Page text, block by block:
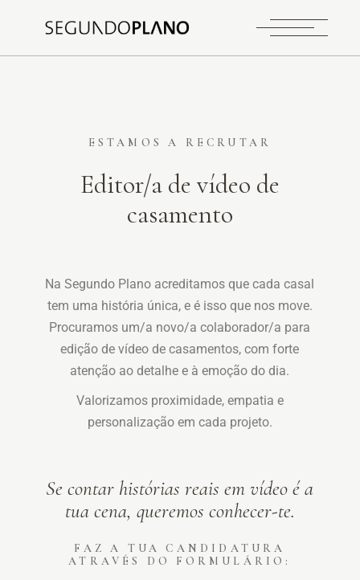
ESTAMOS A RECRUTAR
Editor/a de vídeo de
casamento
Na Segundo Plano acreditamos que cada casal
tem uma história única, e é isso que nos move.
Procuramos um/a novo/a colaborador/a para
edição de vídeo de casamentos, com forte
atenção ao detalhe e à emoção do dia.
Valorizamos proximidade, empatia e
personalização em cada projeto.
Se contar histórias reais em vídeo é a
tua cena, queremos conhecer-te.
FAZ A TUA CANDIDATURA
ATRAVÉS DO FORMULÁRIO: